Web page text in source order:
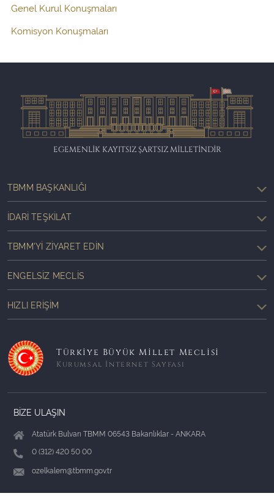
Genel Kurul Konuşmaları
Komisyon Konuşmaları
EGEMENLİK KAYITSIZ ŞARTSIZ MİLLETİNDİR
TBMM BAŞKANLIĞI
İDARI TEŞKILAT
TBMM'YI ZIYARET EDIN
ENGELSIZ MECLIS
HIZLI ERIŞIM
Türkiye Büyük Millet Meclisi
Kurumsal İnternet Sayfası
BİZE ULAŞIN
Atatürk Bulvarı TBMM 06543 Bakanlıklar - ANKARA
0 (312) 420 50 00
ozelkalem@tbmm.gov.tr